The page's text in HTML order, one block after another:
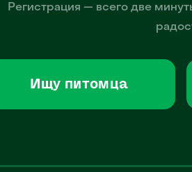
Регистрация — всего две
Ищу питомца